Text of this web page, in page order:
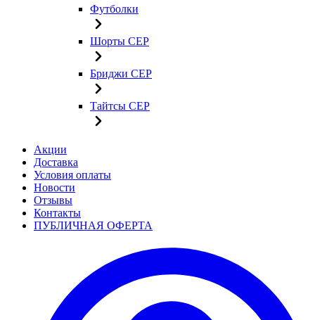
Футболки
Шорты CEP
Бриджи CEP
Тайтсы CEP
Акции
Доставка
Условия оплаты
Новости
Отзывы
Контакты
ПУБЛИЧНАЯ ОФЕРТА